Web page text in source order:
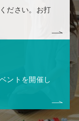
ださい。お打
ントを開催し